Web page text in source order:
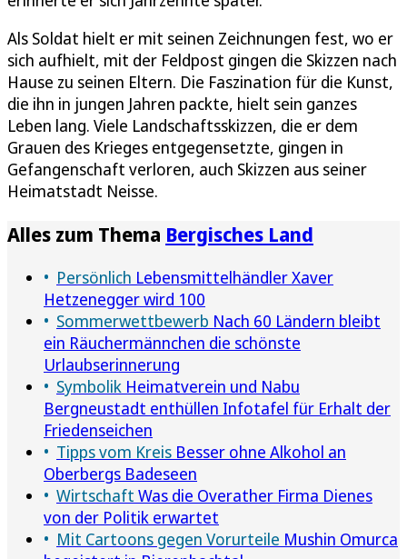
Als Soldat hielt er mit seinen Zeichnungen fest, wo er
sich aufhielt, mit der Feldpost gingen die Skizzen nach
Hause zu seinen Eltern. Die Faszination für die Kunst,
die ihn in jungen Jahren packte, hielt sein ganzes
Leben lang. Viele Landschaftsskizzen, die er dem
Grauen des Krieges entgegensetzte, gingen in
Gefangenschaft verloren, auch Skizzen aus seiner
Heimatstadt Neisse.
Alles zum Thema Bergisches Land
Persönlich Lebensmittelhändler Xaver
Hetzenegger wird 100
Sommerwettbewerb Nach 60 Ländern bleibt
ein Räuchermännchen die schönste
Urlaubserinnerung
Symbolik Heimatverein und Nabu
Bergneustadt enthüllen Infotafel für Erhalt der
Friedenseichen
Tipps vom Kreis Besser ohne Alkohol an
Oberbergs Badeseen
Wirtschaft Was die Overather Firma Dienes
von der Politik erwartet
Mit Cartoons gegen Vorurteile Mushin Omurca